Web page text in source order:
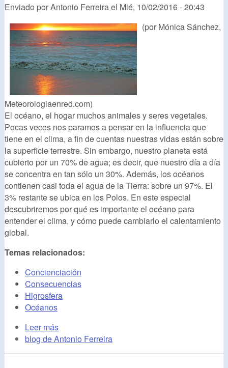
Enviado porAntonio Ferreirael Mié, 10/02/2016 - 20:43
(por Mónica Sánchez,
Meteorologiaenred.com)
El océano, el hogar muchos animales y seres vegetales.
Pocas veces nos paramos a pensar en la influencia que
tiene en el clima, a fin de cuentas nuestras vidas están sobre
la superficie terrestre. Sin embargo, nuestro planeta está
cubierto por un 70% de agua; es decir, que nuestro día a día
se concentra en tan sólo un 30%. Además, los océanos
contienen casi toda el agua de la Tierra: sobre un 97%. El
3% restante se ubica en los Polos. En este especial
descubriremos por qué es importante el océano para
entender el clima, y cómo puede cambiarlo el calentamiento
global.
Temas relacionados:
Concienciación
Consecuencias
Higrosfera
Océanos
Leer más
blog de Antonio Ferreira